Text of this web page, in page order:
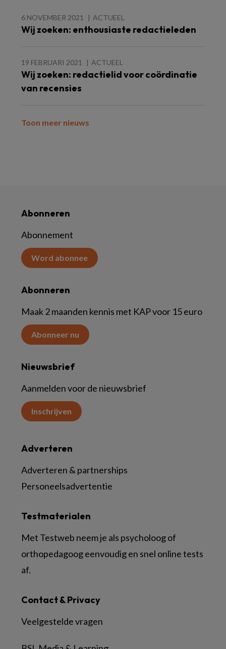
6 NOVEMBER 2021 ACTUEEL
Wij zoeken: enthousiaste redactieleden
19 FEBRUARI 2021 ACTUEEL
Wij zoeken: redactielid voor coördinatie
van recensies
Toon meer nieuws
Abonneren
Abonnement
Word abonnee
Abonneren
Maak 2 maanden kennis met KAP voor 15 euro
Abonneer nu
Nieuwsbrief
Aanmelden voor de nieuwsbrief
Inschrijven
Contact & Privacy
Veelgestelde vragen
Testmaterialen
Met Testweb neem je als psycholoog of
orthopedagoog eenvoudig en snel online tests
af.
Adverteren
Adverteren & partnerships
Personeelsadvertentie